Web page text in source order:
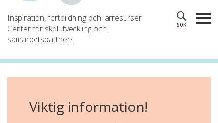
Inspiration, fortbildning och lärresurser
Center för skolutveckling och
samarbetspartners
SÖK
Viktig information!